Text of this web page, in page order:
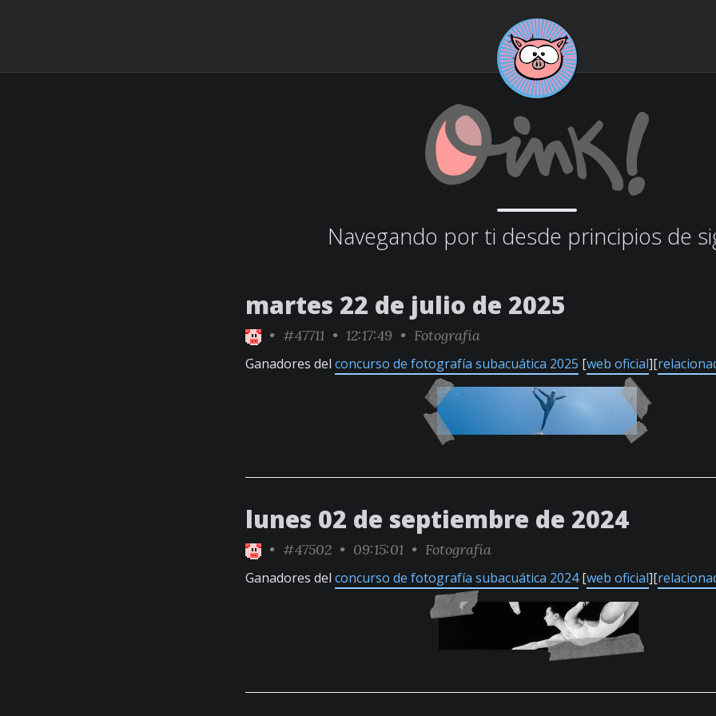
Navegando por ti desde principios de
martes 22 de julio de 2025
• #47711 • 12:17:49 • Fotografía
Ganadores del concurso de fotografía subacuática 2025 [web oficial][
lunes 02 de septiembre de 2024
• #47502 • 09:15:01 • Fotografía
Ganadores del concurso de fotografía subacuática 2024[web oficial][